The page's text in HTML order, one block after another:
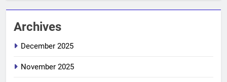
Archives
December 2025
November 2025